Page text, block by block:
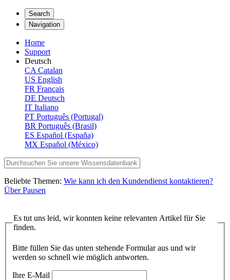
Search
Navigation
Home
Support
Deutsch
CA Catalan
US English
FR Français
DE Deutsch
IT Italiano
PT Português (Portugal)
BR Português (Brasil)
ES Español (España)
MX Español (México)
Beliebte Themen: Wie kann ich den Kundendienst kontaktieren?
Über Pausen
Es tut uns leid, wir konnten keine relevanten Artikel für Sie
finden.
Bitte füllen Sie das unten stehende Formular aus und wir
werden so schnell wie möglich antworten.
Ihre E-Mail